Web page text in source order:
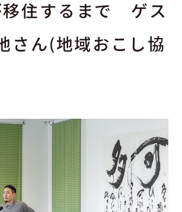
移住するまで ゲス
さん(地域おこし協